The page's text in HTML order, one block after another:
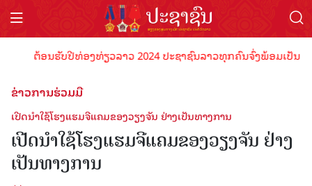
ຕ້ອນຮັບປີທ່ອງທ່ຽວລາວ 2024 ປະຊາຊົນລາວທຸກຄົນຈົ່ງພ້ອມເປັນເຈົ້າ
ຂ່າວການຮ່ວມມື
ເປີດນໍາໃຊ້ໂຮງແຮມຈີແຄມຂອງວຽງຈັນ ຢ່າງເປັນທາງການ
ເປີດນໍາໃຊ້ໂຮງແຮມຈີແຄມຂອງວຽງຈັນ ຢ່າງ
ເປັນທາງການ